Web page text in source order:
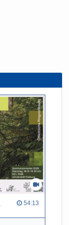
resilient forests in Europe 54:13